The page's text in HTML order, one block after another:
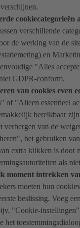
cookiecategorieën
verschillende
de werking van de
en
"Alles
GDPR-conform.
van cookies even
of "Alleen essentieel
bereikbaar
verbergen van de
het gebruiken
extra klikken is door
als
moment intrekken
moeten hun
beslissing. Voeg
"Cookie-
het